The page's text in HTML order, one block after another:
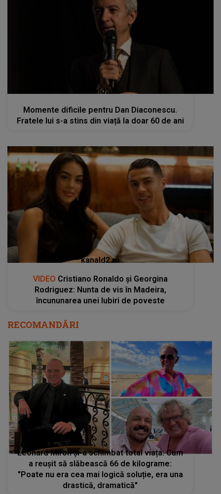
kanald2.ro
Momente dificile pentru Dan Diaconescu.
Fratele lui s-a stins din viață la doar 60 de ani
kanald2.ro
VIDEO Cristiano Ronaldo și Georgina
Rodriguez: Nunta de vis în Madeira,
încununarea unei Iubiri de poveste
RECOMANDĂRI
Leonard Miron și-a schimbat total viața. Cum
a reușit să slăbească 66 de kilograme:
"Poate nu era cea mai logică soluție, era una
drastică, dramatică"